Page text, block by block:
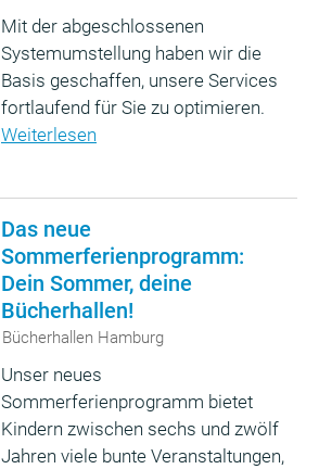
Mit der abgeschlossenen
Systemumstellung haben wir die
Basis geschaffen, unsere Services
fortlaufend für Sie zu optimieren.
Weiterlesen
Das neue
Sommerferienprogramm:
Dein Sommer, deine
Bücherhallen!
Bücherhallen Hamburg
Unser neues
Sommerferienprogramm bietet
Kindern zwischen sechs und zwölf
Jahren viele bunte Veranstaltungen,